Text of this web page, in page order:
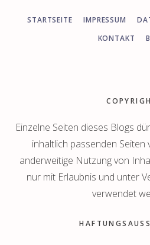
STARTSEITE IMPRESSUM
KONTAKT
Einzelne Seiten dieses Blogs
inhaltlich passenden Seiten
anderweitige Nutzung von
nur mit Erlaubnis und unter
verwendet